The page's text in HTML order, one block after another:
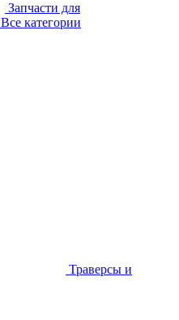
Запчасти для
Все категории
Траверсы и